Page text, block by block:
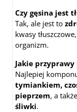
Czy gęsina jest
Tak, ale jest to
kwasy
organizm.
Jakie przyprawy
Najlepiej
tymiankiem,
pieprzem, a
śliwki.